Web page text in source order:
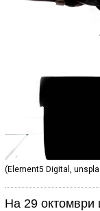
(Element5 Digital,
На 29 октомври